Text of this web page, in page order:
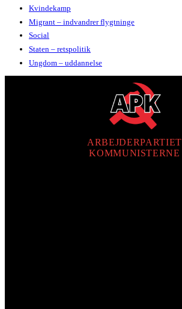
Kvindekamp
Migrant – indvandrer flygtninge
Social
Staten – retspolitik
Ungdom – uddannelse
ARBEJDERPARTIET
KOMMUNISTERNE